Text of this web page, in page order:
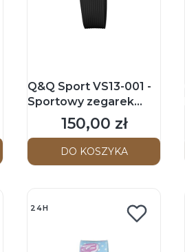
Q&Q Sport VS13-001 -
Sportowy zegarek
naręczny
Cena
150,00 zł
DO KOSZYKA
24H